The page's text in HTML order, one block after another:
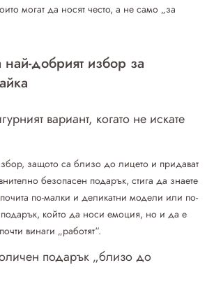
могат да носят често, а не само „за
най-добрият избор за
вариант, когато не искате
защото са близо до лицето и придават
безопасен подарък, стига да знаете
по-малки и деликатни модели или по-
който да носи емоция, но и да е
винаги „работят“.
подарък „близо до